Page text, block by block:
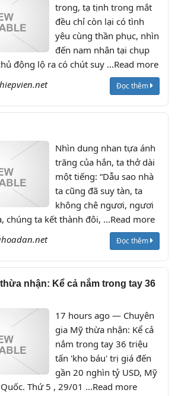
trong, tạ tịnh trong mắt
đều chỉ còn lại có tình
yêu cùng thần phục, nhìn
đến nam nhân tại chụp
động lộ ra có chút suy ...Read more
Đọc thêm
Nhìn dung nhan tựa ánh
trăng của hắn, ta thở dài
một tiếng: “Dẫu sao nhà
ta cũng đã suy tàn, ta
không chê ngươi, ngươi
chúng ta kết thành đôi, ...Read more
Đọc thêm
nhận: Kể cả nắm trong tay 36
17 hours ago — Chuyên
gia Mỹ thừa nhận: Kể cả
nắm trong tay 36 triệu
tấn 'kho báu' trị giá đến
gần 20 nghìn tỷ USD, Mỹ
Thứ 5 , 29/01 ...Read more